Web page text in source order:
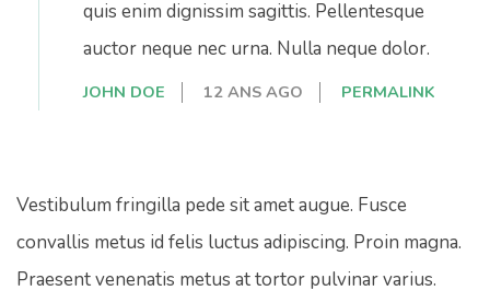
quis enim dignissim sagittis. Pellentesque
auctor neque nec urna. Nulla neque dolor.
JOHN DOE 12 ANS AGO PERMALINK
Vestibulum fringilla pede sit amet augue. Fusce
convallis metus id felis luctus adipiscing. Proin magna.
Praesent venenatis metus at tortor pulvinar varius.